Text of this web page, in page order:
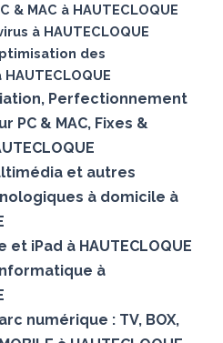
& MAC à HAUTECLOQUE
à HAUTECLOQUE
des
Perfectionnement
PC & MAC, Fixes &
et autres
à domicile à
iPad à HAUTECLOQUE
à
numérique : TV, BOX,